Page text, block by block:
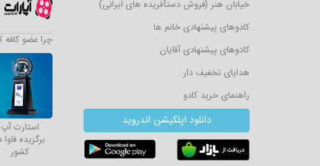
خیابان هنر (فروش دستآفریده های ایرانی)
کادوهای پیشنهادی خانم ها
کادوهای پیشنهادی آقایان
هدایای تخفیف دار
راهنمای خرید کادو
دانلود اپلکیشن اندروید
چرا عضو کافه
استارت آپ
برگزیده فاوا
کشور